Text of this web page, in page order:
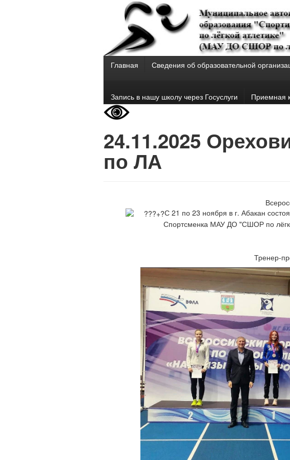
Главная Сведения об образовательной
Запись в нашу школу через Госуслуги
Приемная
24.11.2025
по ЛА
С 21 по 23 ноября в г. Абакан
Спортсменка МАУ ДО "СШОР по
Тренер-